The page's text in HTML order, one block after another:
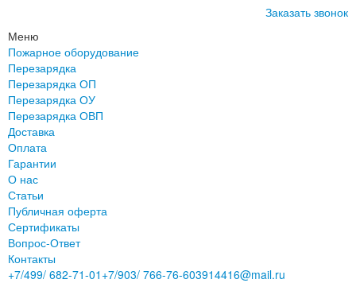
Заказать звонок
Меню
Пожарное оборудование
Перезарядка
Перезарядка ОП
Перезарядка ОУ
Перезарядка ОВП
Доставка
Оплата
Гарантии
О нас
Статьи
Публичная оферта
Сертификаты
Вопрос-Ответ
Контакты
+7/499/ 682-71-01 +7/903/ 766-76-603914416@mail.ru